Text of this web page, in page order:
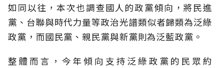
如同以往，本次也調查國人的政黨傾向，將民進
黨、台聯與時代力量等政治光譜類似者歸類為泛綠
政黨，而國民黨、親民黨與新黨則為泛藍政黨。
整體而言，今年傾向支持泛綠政黨的民眾約